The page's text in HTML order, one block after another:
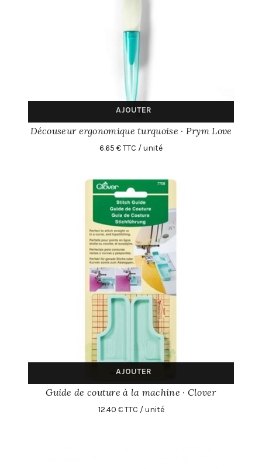
AJOUTER
Découseur ergonomique turquoise · Prym Love
6.65 € TTC / unité
AJOUTER
Guide de couture à la machine · Clover
12.40 € TTC / unité